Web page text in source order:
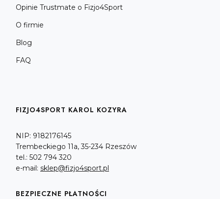
Opinie Trustmate o Fizjo4Sport
O firmie
Blog
FAQ
FIZJO4SPORT KAROL KOZYRA
NIP: 9182176145
Trembeckiego 11a, 35-234 Rzeszów
tel.: 502 794 320
e-mail: sklep@fizjo4sport.pl
BEZPIECZNE PŁATNOŚCI